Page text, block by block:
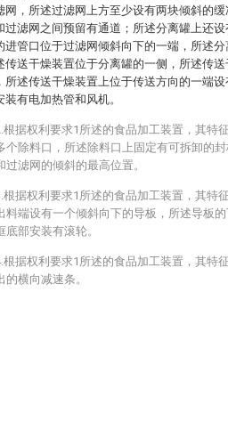
网，所述过滤网上方至少设有两块倾斜的
过滤网之间预留有通道；所述分离罐上还
进管口位于过滤网倾斜向下的一端，所述
传送干燥装置位于分离罐的一侧，所述传
所述传送干燥装置上位于传送方向的一端
装有电加热管和风机。
根据权利要求1所述的食品加工装置，其特
个除料口，所述除料口上固定有可拆卸的
过滤网的倾斜的最高位置。
根据权利要求1所述的食品加工装置，其特
料端设有一个倾斜向下的导板，所述导板
底部安装有滚轮。
根据权利要求1所述的食品加工装置，其特
的横向减速条。